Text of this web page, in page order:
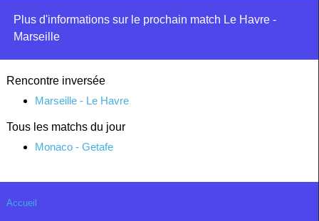
Plus d'informations sur le prochain match Le Havre -
Marseille
Rencontre inversée
Marseille - Le Havre
Tous les matchs du jour
Monaco - Getafe
Accueil